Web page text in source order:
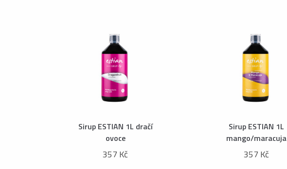
Sirup ESTIAN 1L dračí
ovoce
357 Kč
Sirup ESTIAN 1L
mango/maracuja
357 Kč